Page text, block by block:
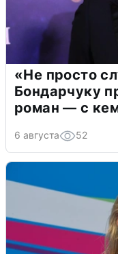
«Не просто
Бондарчуку
роман — с
6 августа 52